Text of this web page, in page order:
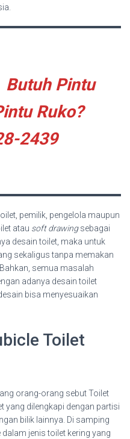
Butuh Pintu
Ruko?
2439
pemilik, pengelola maupun
atau soft drawingsebagai
desain toilet, maka untuk
sekaligus tanpa memakan
semua masalah
adanya desain toilet
bisa menyesuaikan
Toilet
orang-orang sebut Toilet
yang dilengkapi dengan partisi
bilik lainnya. Di samping
jenis toilet kering yang